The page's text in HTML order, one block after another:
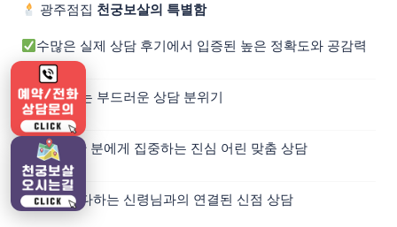
광주점집 천궁보살의 특별함
수많은 실제 상담 후기에서 입증된 높은 정확도와 공감력
강요 없는 부드러운 상담 분위기
한 분, 한 분에게 집중하는 진심 어린 맞춤 상담
정성을 다하는 신령님과의 연결된 신점 상담